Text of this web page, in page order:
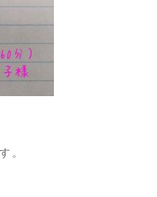
。